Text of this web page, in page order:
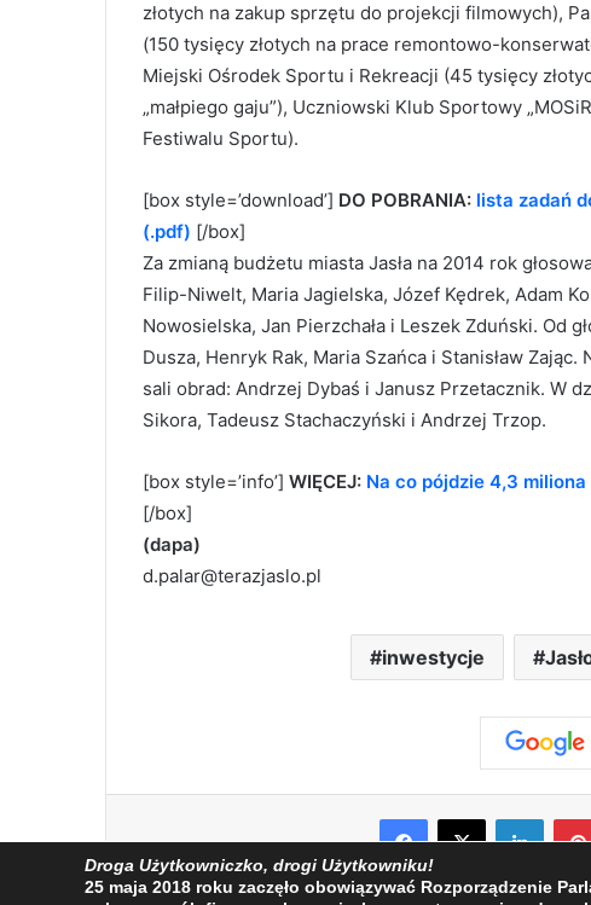
złotych na zakup sprzętu do projekcji filmowych),
(150 tysięcy złotych na prace remontowo-
Miejski Ośrodek Sportu i Rekreacji (45 tysięcy
„małpiego gaju”), Uczniowski Klub Sportowy
Festiwalu Sportu).
[box style=’download’] DO POBRANIA: lista zadań
(.pdf) [/box]
Za zmianą budżetu miasta Jasła na 2014 rok
Filip-Niwelt, Maria Jagielska, Józef Kędrek, Adam
Nowosielska, Jan Pierzchała i Leszek Zduński. Od
Dusza, Henryk Rak, Maria Szańca i Stanisław
sali obrad: Andrzej Dybaś i Janusz Przetacznik. W
Sikora, Tadeusz Stachaczyński i Andrzej Trzop.
[box style=’info’] WIĘCEJ: Na co pójdzie 4,3
[/box]
(dapa)
d.palar@terazjaslo.pl
inwestycje
Facebook
X
Droga Użytkowniczko, drogi Użytkowniku!
25 maja 2018 roku zaczęło obowiązywać Rozporządzenie